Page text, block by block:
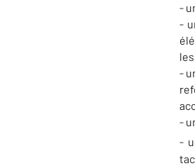
-
-
-
-
-